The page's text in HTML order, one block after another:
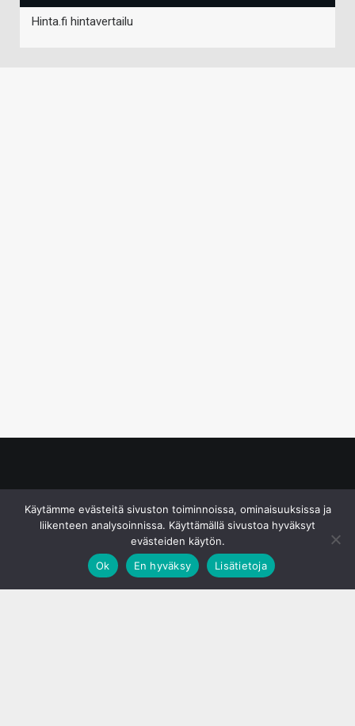
Hinta.fi hintavertailu
Käytämme evästeitä sivuston toiminnoissa, ominaisuuksissa ja
liikenteen analysoinnissa. Käyttämällä sivustoa hyväksyt
evästeiden käytön.
Ok
En hyväksy Lisätietoja